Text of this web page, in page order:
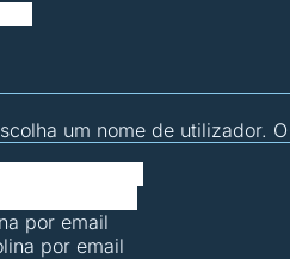
um nome de utilizador.
por email
por email